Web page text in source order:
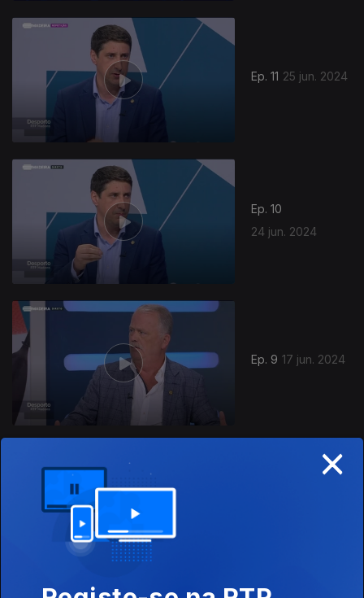
Ep. 11 25 jun. 2024
Ep. 10
24 jun. 2024
Ep. 9 17 jun. 2024
×